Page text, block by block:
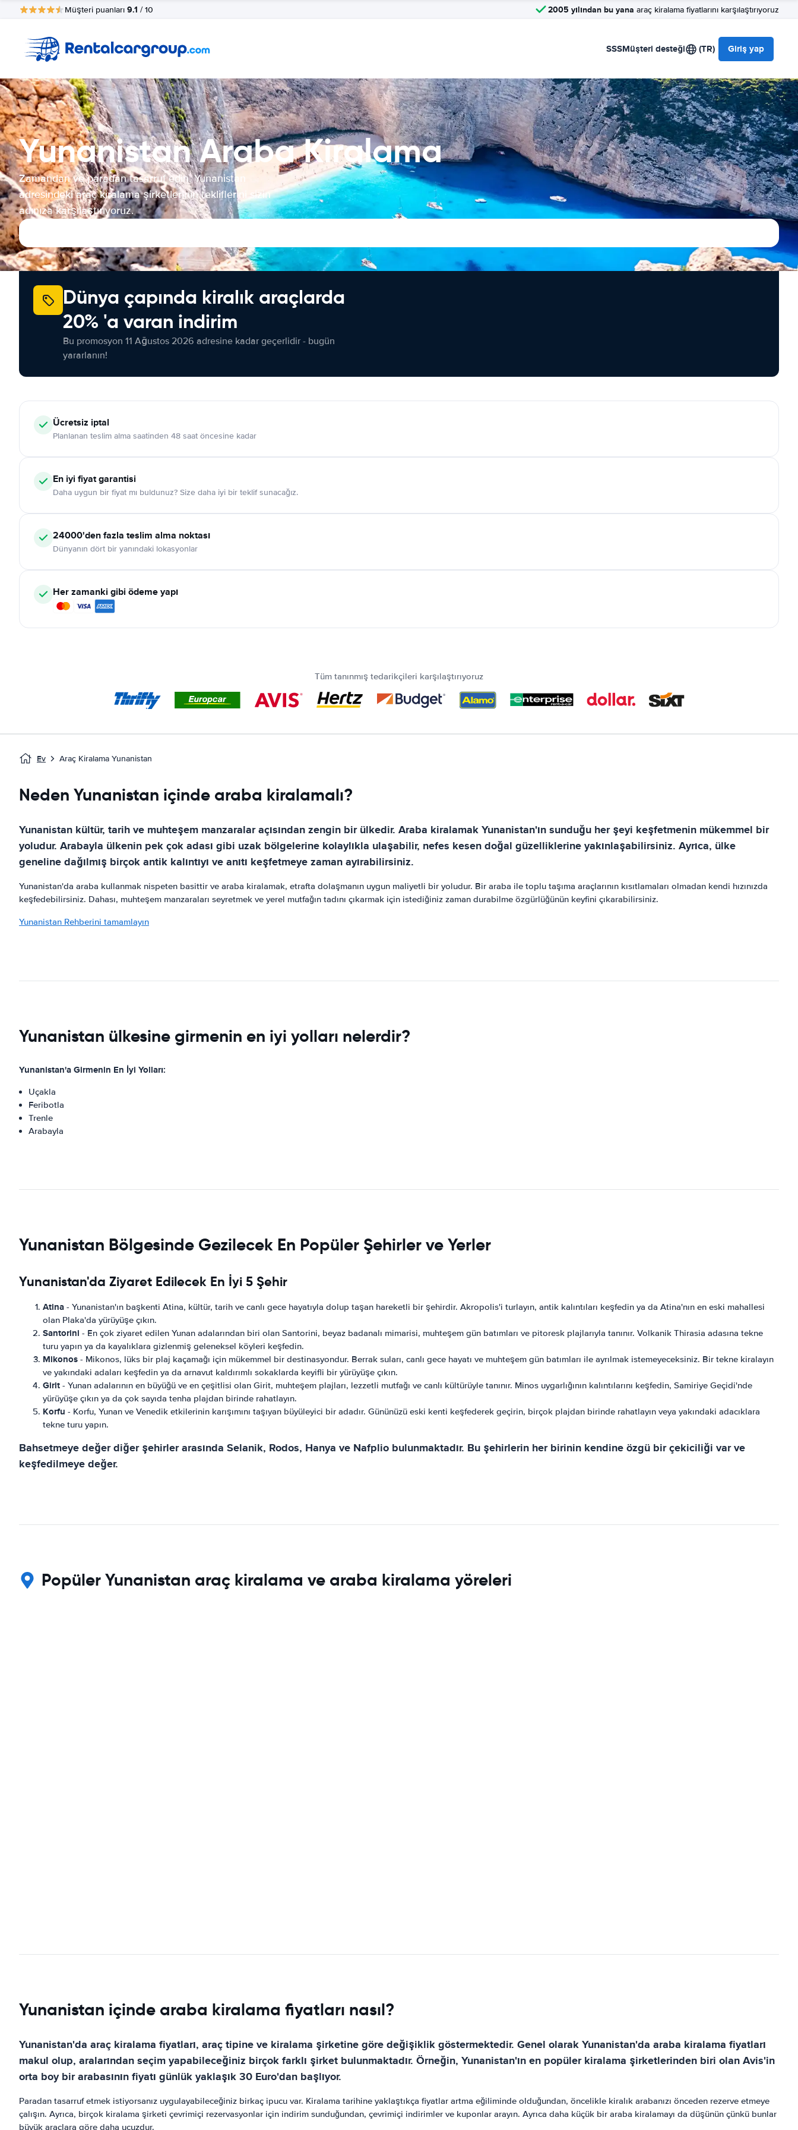
Müşteri puanları 9.1 / 10 2005 yılından bu yana araç kiralama fiyatlarını karşılaştırıyoruz
SSSMüşteri desteği (TR) Giriş yap
Yunanistan Araba Kiralama
Zamandan ve paradan tasarruf edin. Yunanistan
adresindeki araç kiralama şirketlerinin tekliflerini sizin
adınıza karşılaştırıyoruz.
Dünya çapında kiralık araçlarda
20% 'a varan indirim
Bu promosyon 11 Ağustos 2026 adresine kadar geçerlidir - bugün
yararlanın!
Ücretsiz iptal
Planlanan teslim alma saatinden 48 saat öncesine kadar
En iyi fiyat garantisi
Daha uygun bir fiyat mı buldunuz? Size daha iyi bir teklif sunacağız.
24000'den fazla teslim alma noktası
Dünyanın dört bir yanındaki lokasyonlar
Her zamanki gibi ödeme yapı
Tüm tanınmış tedarikçileri karşılaştırıyoruz
Ev Araç Kiralama Yunanistan
Neden Yunanistan içinde araba kiralamalı?
Yunanistan kültür, tarih ve muhteşem manzaralar açısından zengin bir ülkedir. Araba kiralamak Yunanistan'ın sunduğu her şeyi keşfetmenin mükemmel bir
yoludur. Arabayla ülkenin pek çok adası gibi uzak bölgelerine kolaylıkla ulaşabilir, nefes kesen doğal güzelliklerine yakınlaşabilirsiniz. Ayrıca, ülke
geneline dağılmış birçok antik kalıntıyı ve anıtı keşfetmeye zaman ayırabilirsiniz.
Yunanistan'da araba kullanmak nispeten basittir ve araba kiralamak, etrafta dolaşmanın uygun maliyetli bir yoludur. Bir araba ile toplu taşıma araçlarının kısıtlamaları olmadan kendi hızınızda
keşfedebilirsiniz. Dahası, muhteşem manzaraları seyretmek ve yerel mutfağın tadını çıkarmak için istediğiniz zaman durabilme özgürlüğünün keyfini çıkarabilirsiniz.
Yunanistan Rehberini tamamlayın
Yunanistan ülkesine girmenin en iyi yolları nelerdir?
Yunanistan'a Girmenin En İyi Yolları:
Uçakla
Feribotla
Trenle
Arabayla
Yunanistan Bölgesinde Gezilecek En Popüler Şehirler ve Yerler
Yunanistan'da Ziyaret Edilecek En İyi 5 Şehir
Atina - Yunanistan'ın başkenti Atina, kültür, tarih ve canlı gece hayatıyla dolup taşan hareketli bir şehirdir. Akropolis'i turlayın, antik kalıntıları keşfedin ya da Atina'nın en eski mahallesi
olan Plaka'da yürüyüşe çıkın.
Santorini - En çok ziyaret edilen Yunan adalarından biri olan Santorini, beyaz badanalı mimarisi, muhteşem gün batımları ve pitoresk plajlarıyla tanınır. Volkanik Thirasia adasına tekne
turu yapın ya da kayalıklara gizlenmiş geleneksel köyleri keşfedin.
Mikonos - Mikonos, lüks bir plaj kaçamağı için mükemmel bir destinasyondur. Berrak suları, canlı gece hayatı ve muhteşem gün batımları ile ayrılmak istemeyeceksiniz. Bir tekne kiralayın
ve yakındaki adaları keşfedin ya da arnavut kaldırımlı sokaklarda keyifli bir yürüyüşe çıkın.
Girit - Yunan adalarının en büyüğü ve en çeşitlisi olan Girit, muhteşem plajları, lezzetli mutfağı ve canlı kültürüyle tanınır. Minos uygarlığının kalıntılarını keşfedin, Samiriye Geçidi'nde
yürüyüşe çıkın ya da çok sayıda tenha plajdan birinde rahatlayın.
Korfu - Korfu, Yunan ve Venedik etkilerinin karışımını taşıyan büyüleyici bir adadır. Gününüzü eski kenti keşfederek geçirin, birçok plajdan birinde rahatlayın veya yakındaki adacıklara
tekne turu yapın.
Bahsetmeye değer diğer şehirler arasında Selanik, Rodos, Hanya ve Nafplio bulunmaktadır. Bu şehirlerin her birinin kendine özgü bir çekiciliği var ve
keşfedilmeye değer.
Popüler Yunanistan araç kiralama ve araba kiralama yöreleri
Yunanistan içinde araba kiralama fiyatları nasıl?
Yunanistan'da araç kiralama fiyatları, araç tipine ve kiralama şirketine göre değişiklik göstermektedir. Genel olarak Yunanistan'da araba kiralama fiyatları
makul olup, aralarından seçim yapabileceğiniz birçok farklı şirket bulunmaktadır. Örneğin, Yunanistan'ın en popüler kiralama şirketlerinden biri olan Avis'in
orta boy bir arabasının fiyatı günlük yaklaşık 30 Euro'dan başlıyor.
Paradan tasarruf etmek istiyorsanız uygulayabileceğiniz birkaç ipucu var. Kiralama tarihine yaklaştıkça fiyatlar artma eğiliminde olduğundan, öncelikle kiralık arabanızı önceden rezerve etmeye
çalışın. Ayrıca, birçok kiralama şirketi çevrimiçi rezervasyonlar için indirim sunduğundan, çevrimiçi indirimler ve kuponlar arayın. Ayrıca daha küçük bir araba kiralamayı da düşünün çünkü bunlar
büyük araçlara göre daha ucuzdur.